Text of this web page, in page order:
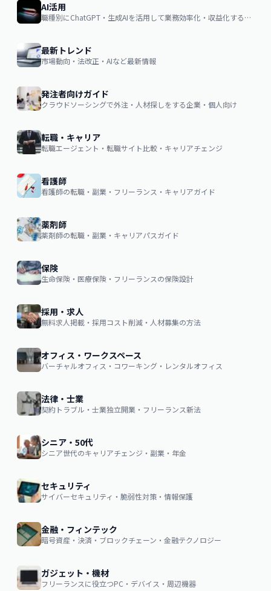
AI活用
職種別にChatGPT・生成AIを活用して業務効率化・収益化するノウハウ
最新トレンド
市場動向・法改正・AIなど最新情報
発注者向けガイド
クラウドソーシングで外注・人材探しをする企業・個人向け
転職・キャリア
転職エージェント・転職サイト比較・キャリアチェンジ
看護師
看護師の転職・副業・フリーランス・キャリアガイド
薬剤師
薬剤師の転職・副業・キャリアパスガイド
保険
生命保険・医療保険・フリーランスの保険設計
採用・求人
無料求人掲載・採用コスト削減・人材募集の方法
オフィス・ワークスペース
バーチャルオフィス・コワーキング・レンタルオフィス
法律・士業
契約トラブル・士業独立開業・フリーランス新法
シニア・50代
シニア世代のキャリアチェンジ・副業・年金
セキュリティ
サイバーセキュリティ・脆弱性対策・情報保護
金融・フィンテック
暗号資産・決済・ブロックチェーン・金融テクノロジー
ガジェット・機材
フリーランスに役立つPC・デバイス・周辺機器